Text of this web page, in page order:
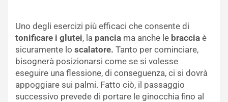
Uno degli esercizi più efficaci che consente di
tonificare i glutei, la pancia ma anche le braccia è
sicuramente lo scalatore. Tanto per cominciare,
bisognerà posizionarsi come se si volesse
eseguire una flessione, di conseguenza, ci si dovrà
appoggiare sui palmi. Fatto ciò, il passaggio
successivo prevede di portare le ginocchia fino al